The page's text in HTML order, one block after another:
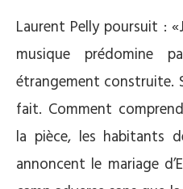
Laurent Pelly poursuit :
musique prédomine
étrangement construite.
fait. Comment
la pièce, les habitants
annoncent le mariage